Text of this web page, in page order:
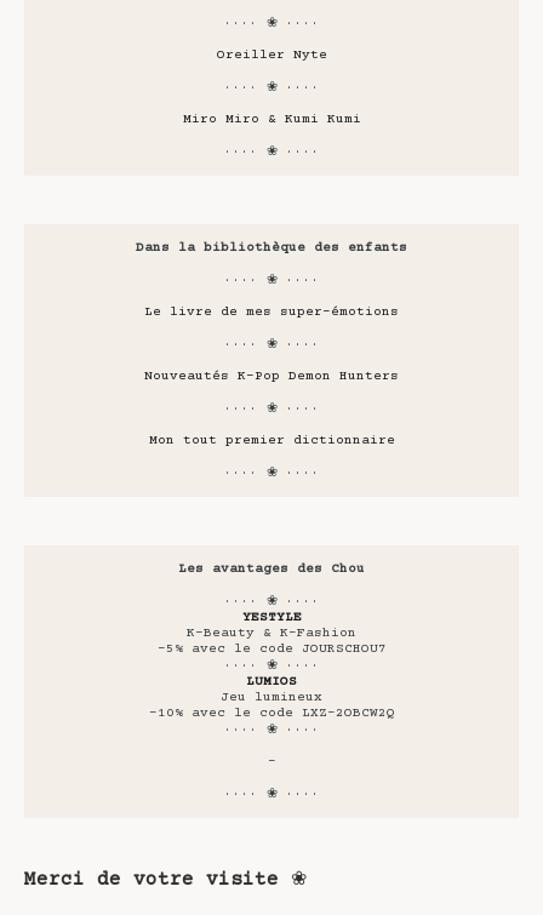
···· ❀ ····
Oreiller Nyte
···· ❀ ····
Miro Miro & Kumi Kumi
···· ❀ ····
Dans la bibliothèque des enfants
···· ❀ ····
Le livre de mes super-émotions
···· ❀ ····
Nouveautés K-Pop Demon Hunters
···· ❀ ····
Mon tout premier dictionnaire
···· ❀ ····
Les avantages des Chou
···· ❀ ····
YESTYLE
K-Beauty & K-Fashion
-5% avec le code JOURSCHOU7
···· ❀ ····
LUMIOS
Jeu lumineux
-10% avec le code LXZ-2OBCW2Q
···· ❀ ····
-
···· ❀ ····
Merci de votre visite ❀